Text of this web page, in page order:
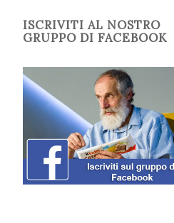
ISCRIVITI AL NOSTRO
GRUPPO DI FACEBOOK